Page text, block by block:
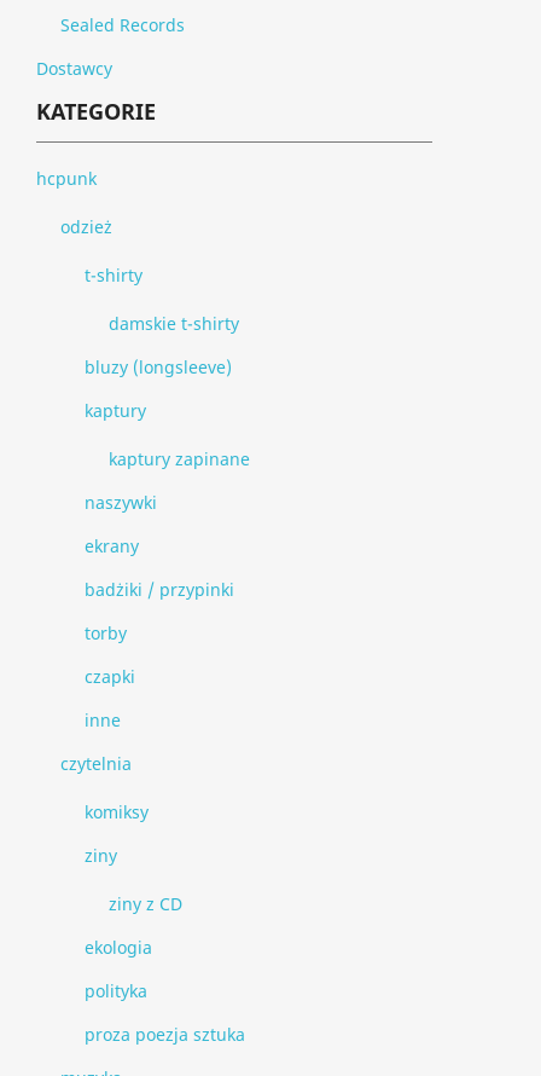
Sealed Records
Dostawcy
KATEGORIE
hcpunk
odzież
t-shirty
damskie t-shirty
bluzy (longsleeve)
kaptury
kaptury zapinane
naszywki
ekrany
badżiki / przypinki
torby
czapki
inne
czytelnia
komiksy
ziny
ziny z CD
ekologia
polityka
proza poezja sztuka